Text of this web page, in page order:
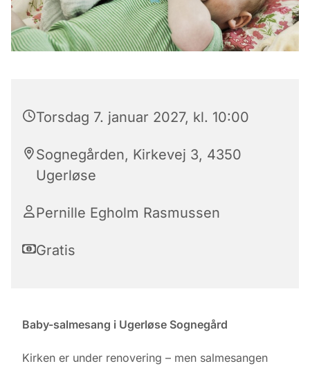
Torsdag 7. januar 2027, kl. 10:00
Sognegården, Kirkevej 3, 4350
Ugerløse
Pernille Egholm Rasmussen
Gratis
Baby-salmesang i Ugerløse Sognegård
Kirken er under renovering – men salmesangen